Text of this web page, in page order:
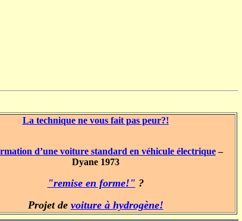
La technique ne vous fait pas peur?!
d’une voiture standard en véhicule électrique–
Dyane 1973
"remise en forme!" ?
Projet de voiture à hydrogène!